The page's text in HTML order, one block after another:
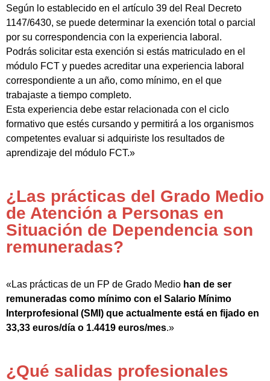
Según lo establecido en el artículo 39 del Real Decreto
1147/6430, se puede determinar la exención total o parcial
por su correspondencia con la experiencia laboral.
Podrás solicitar esta exención si estás matriculado en el
módulo FCT y puedes acreditar una experiencia laboral
correspondiente a un año, como mínimo, en el que
trabajaste a tiempo completo.
Esta experiencia debe estar relacionada con el ciclo
formativo que estés cursando y permitirá a los organismos
competentes evaluar si adquiriste los resultados de
aprendizaje del módulo FCT.»
¿Las prácticas del Grado Medio
de Atención a Personas en
Situación de Dependencia son
remuneradas?
«Las prácticas de un FP de Grado Medio han de ser
remuneradas como mínimo con el Salario Mínimo
Interprofesional (SMI) que actualmente está en fijado en
33,33 euros/día o 1.4419 euros/mes.»
¿Qué salidas profesionales